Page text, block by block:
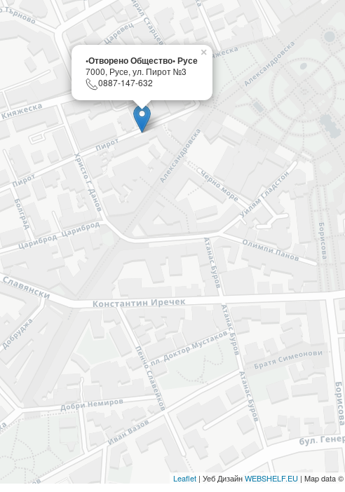
•Отворено Общество• Русе
7000, Русе, ул. Пирот №3
0887-147-632
×
Leaflet | Уеб ДизайнWEBSHELF.EU | Map data ©